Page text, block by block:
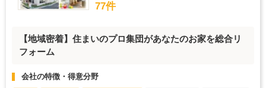
77件
【地域密着】住まいのプロ集団があなたのお家を総合リ
フォーム
会社の特徴・得意分野